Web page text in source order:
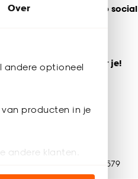
Over
andere optioneel
producten in je
andere klanten.
product & volg ons op social
Wij regelen het voor je!
4307579